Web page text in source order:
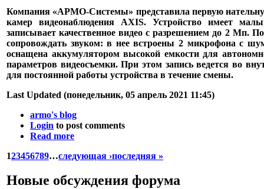
Компания «АРМО-Системы» представила первую
камер видеонаблюдения AXIS. Устройство имеет
записывает качественное видео с разрешением до 2 Мп.
сопровождать звуком: в нее встроены 2 микрофона с
оснащена аккумулятором высокой емкости для
параметров видеосъемки. При этом запись ведется во
для постоянной работы устройства в течение смены.
Last Updated (понедельник, 05 апрель 2021 11:45)
armo's blog
Login to post comments
Read more
123456789…следующая ›последняя »
Новые обсуждения форума